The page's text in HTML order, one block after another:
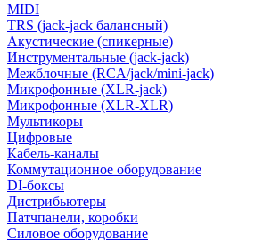
MIDI
TRS (jack-jack балансный)
Акустические (спикерные)
Инструментальные (jack-jack)
Межблочные (RCA/jack/mini-jack)
Микрофонные (XLR-jack)
Микрофонные (XLR-XLR)
Мультикоры
Цифровые
Кабель-каналы
Коммутационное оборудование
DI-боксы
Дистрибьютеры
Патчпанели, коробки
Силовое оборудование